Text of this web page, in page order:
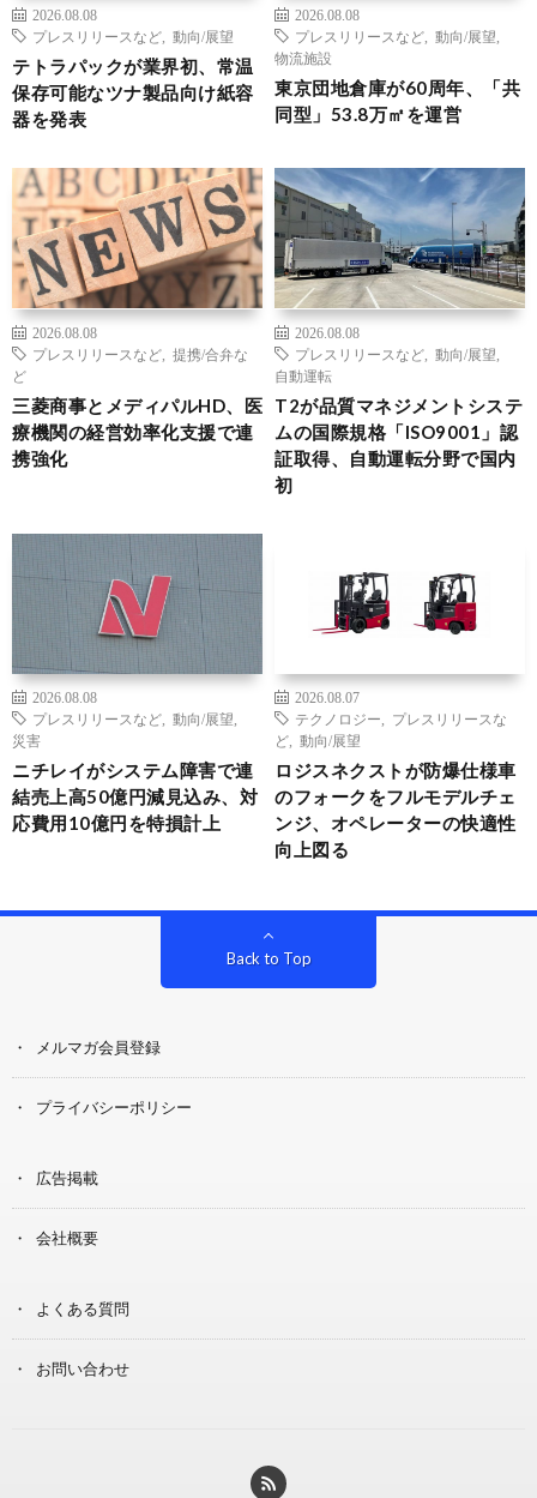
2026.08.08
プレスリリースなど
動向/展望
テトラパックが業界初、常温
保存可能なツナ製品向け紙容
器を発表
2026.08.08
プレスリリースなど
動向/展望
物流施設
東京団地倉庫が60周年、「共
同型」53.8万㎡を運営
2026.08.08
プレスリリースなど
提携/合弁な
ど
三菱商事とメディパルHD、医
療機関の経営効率化支援で連
携強化
2026.08.08
プレスリリースなど
動向/展望
自動運転
T2が品質マネジメントシステ
ムの国際規格「ISO9001」認
証取得、自動運転分野で国内
初
2026.08.08
プレスリリースなど
動向/展望
災害
ニチレイがシステム障害で連
結売上高50億円減見込み、対
応費用10億円を特損計上
2026.08.07
テクノロジー
プレスリリースな
ど
動向/展望
ロジスネクストが防爆仕様車
のフォークをフルモデルチェ
ンジ、オペレーターの快適性
向上図る
Back to Top
メルマガ会員登録
プライバシーポリシー
広告掲載
会社概要
よくある質問
お問い合わせ